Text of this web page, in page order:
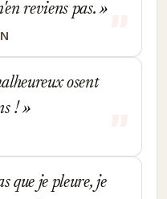
reviens pas.
osent
!
que je pleure, je